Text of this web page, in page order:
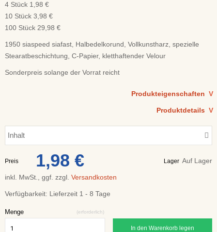
4 Stück 1,98 €
10 Stück 3,98 €
100 Stück 29,98 €
1950 siaspeed siafast, Halbedelkorund, Vollkunstharz, spezielle
Stearatbeschichtung, C-Papier, kletthaftender Velour
Sonderpreis solange der Vorrat reicht
Produkteigenschaften V
Produktdetails V
Inhalt
Preis 1,98 € Lager Auf Lager
inkl. MwSt., ggf. zzgl. Versandkosten
Verfügbarkeit: Lieferzeit 1 - 8 Tage
Menge (erforderlich)
In den Warenkorb legen